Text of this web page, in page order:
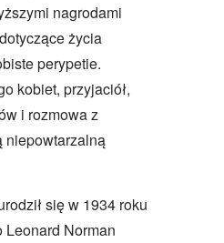
nagrodami
życia
perypetie.
kobiet, przyjaciół,
i rozmowa z
niepowtarzalną
się w 1934 roku
Leonard Norman